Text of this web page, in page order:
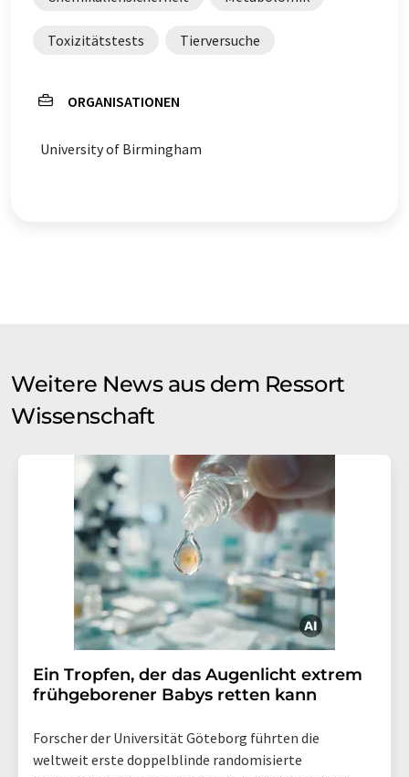
Toxizitätstests Tierversuche
ORGANISATIONEN
University of Birmingham
Weitere News aus dem Ressort
Wissenschaft
Ein Tropfen, der das Augenlicht extrem
frühgeborener Babys retten kann
Forscher der Universität Göteborg führten die
weltweit erste doppelblinde randomisierte